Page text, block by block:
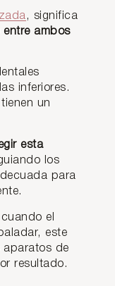
, significa
ambos
inferiores.
un
esta
los
para
el
este
aparatos de
resultado.